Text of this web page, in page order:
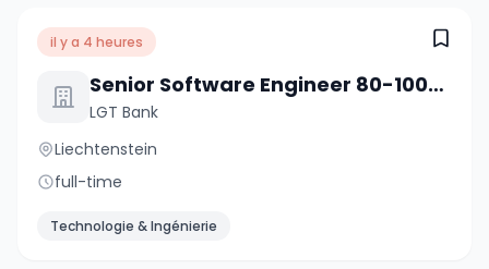
il y a 4 heures
Senior Software Engineer 80-100% (w/m/d)
LGT Bank
Liechtenstein
full-time
Technologie & Ingénierie